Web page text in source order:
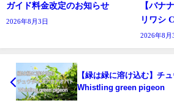
ガイド料金改定のお知らせ
2026年8月3日
【バナ
リワシ
2026年8月
【緑は緑に溶け込む】チ
Whistling green pigeon